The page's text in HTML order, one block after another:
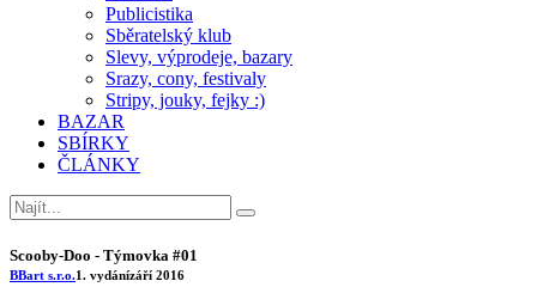
Publicistika
Sběratelský klub
Slevy, výprodeje, bazary
Srazy, cony, festivaly
Stripy, jouky, fejky :)
BAZAR
SBÍRKY
ČLÁNKY
Scooby-Doo - Týmovka #01
BBart s.r.o.1. vydánízáří 2016